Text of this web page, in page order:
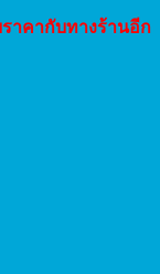
าคากับทางร้านอีก